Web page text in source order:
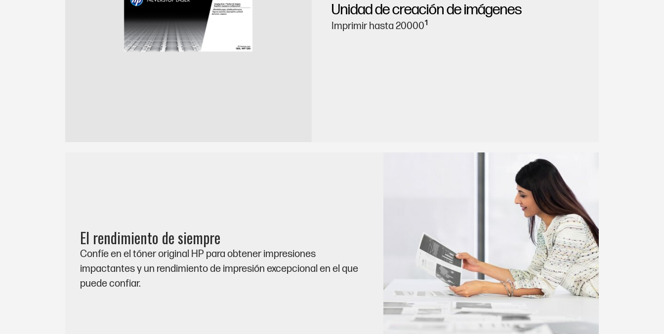
Unidad de creación de imágenes
Imprimir hasta 200001
El rendimiento de siempre
Confíe en el tóner original HP para obtener impresiones
impactantes y un rendimiento de impresión excepcional en el que
puede confiar.